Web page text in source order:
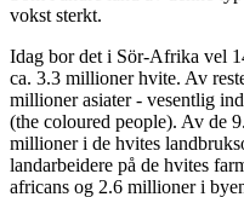
vokst sterkt.
Idag bor det i Sör-Afrika vel
ca. 3.3 millioner hvite. Av
millioner asiater - vesentlig
(the coloured people). Av de
millioner i de hvites
landarbeidere på de hvites
africans og 2.6 millioner i